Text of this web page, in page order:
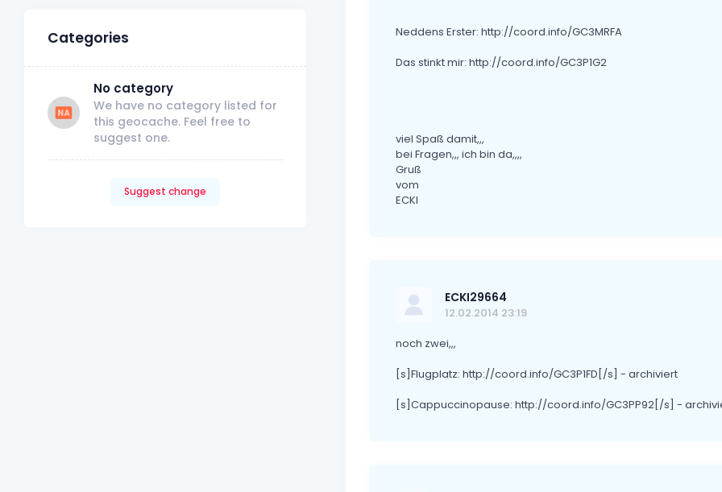
Categories
No category
We have no category listed for
this geocache. Feel free to
suggest one.
Suggest change
Neddens Erster: http://coord.info/GC3MRFA
Das stinkt mir: http://coord.info/GC3P1G2
viel Spaß damit,,,
bei Fragen,,, ich bin da,,,,
Gruß
vom
ECKI
ECKI29664
12.02.2014 23:19
noch zwei,,,
[s]Flugplatz: http://coord.info/GC3P1FD[/s] - archiviert
[s]Cappuccinopause: http://coord.info/GC3PP92[/s] -